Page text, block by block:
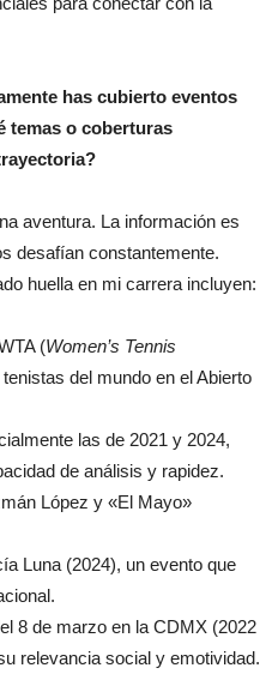
has cubierto eventos
temas o coberturas
aventura. La información es
desafían constantemente.
huella en mi carrera incluyen:
(Women’s Tennis
del mundo en el Abierto
las de 2021 y 2024,
de análisis y rapidez.
López y «El Mayo»
Luna (2024), un evento que
8 de marzo en la CDMX (2022
relevancia social y emotividad.